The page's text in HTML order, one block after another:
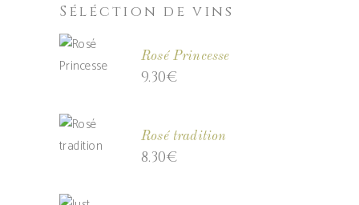
Séléction de vins
Rosé Princesse
9.30€
Rosé tradition
8.30€